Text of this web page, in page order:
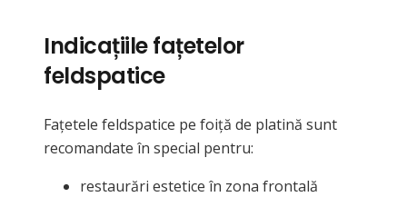
Indicațiile fațetelor
feldspatice
Fațetele feldspatice pe foiță de platină sunt
recomandate în special pentru:
restaurări estetice în zona frontală